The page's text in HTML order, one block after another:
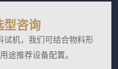
型咨询
机，我们可结合物料形
途推荐设备配置。